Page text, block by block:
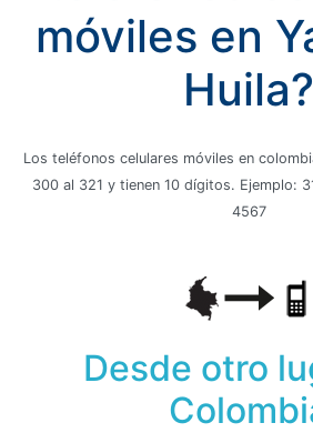
móviles en
Huila?
Los teléfonos celulares móviles en
300 al 321 y tienen 10 dígitos. Ejemplo:
4567
Desde otro